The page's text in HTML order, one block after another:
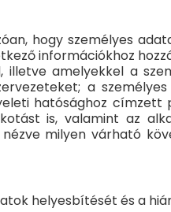
hogy személyes
információkhoz
amelyekkel a
a
hatósághoz címzett
is, valamint az
milyen várható
helyesbítését és a